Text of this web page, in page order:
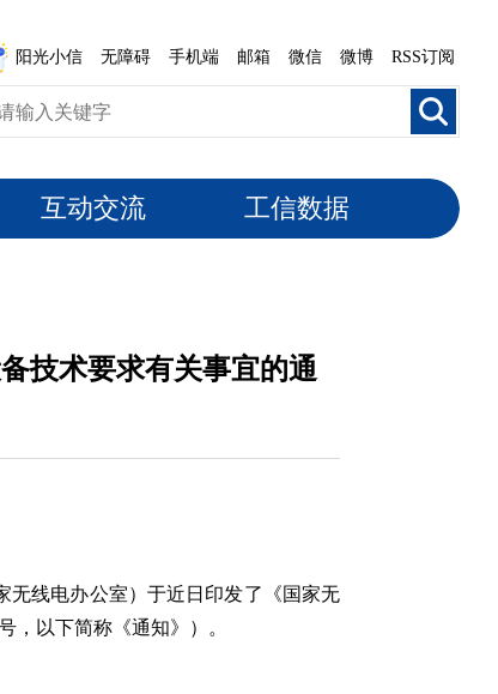
阳光小信 无障碍 手机端 邮箱 微信 微博 RSS订阅
互动交流 工信数据
技术要求有关事宜的通
无线电办公室）于近日印发了《国家无
，以下简称《通知》）。